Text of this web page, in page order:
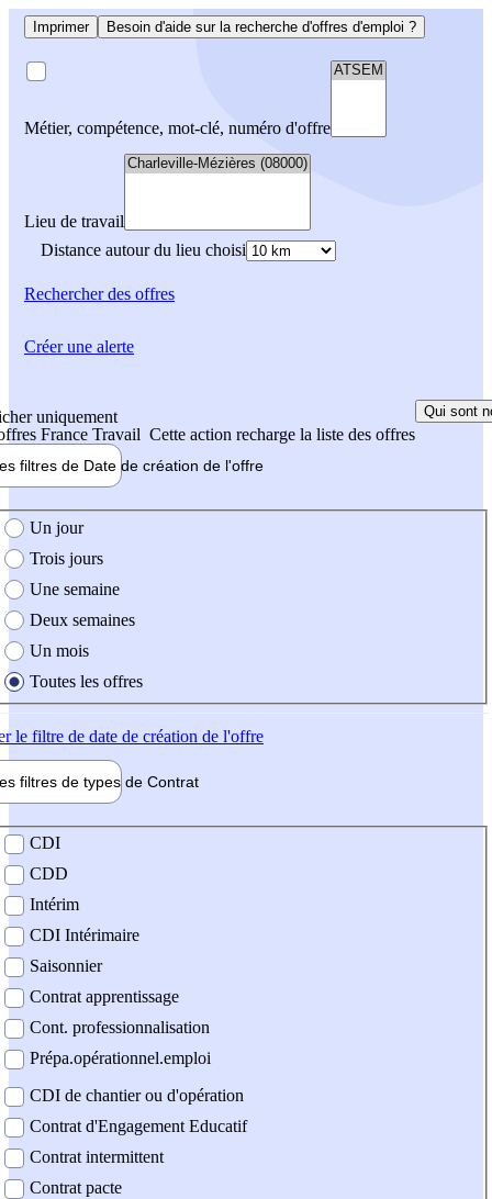
Imprimer Besoin d'aide sur la recherche d'offres d'emploi ?
Métier, compétence, mot-clé, numéro d'offre
Lieu de travail
Distance autour du lieu choisi
Rechercherdes offres
uniquement
France Travail Cette action recharge la liste des offres
Qui sont
filtres de Date de création de l'offre
création de l'offre
Un jour
Trois jours
Une semaine
Deux semaines
Un mois
Toutes les offres
le filtre de date de création de l'offre
filtres de types de Contrat
contrat
CDI
CDD
Intérim
CDI Intérimaire
Saisonnier
Contrat apprentissage
Cont. professionnalisation
Prépa.opérationnel.emploi
CDI de chantier ou d'opération
Contrat d'Engagement Educatif
Contrat intermittent
Contrat pacte
Créer une alerte